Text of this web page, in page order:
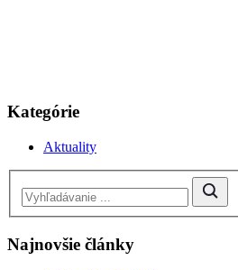
Kategórie
Aktuality
Najnovšie články